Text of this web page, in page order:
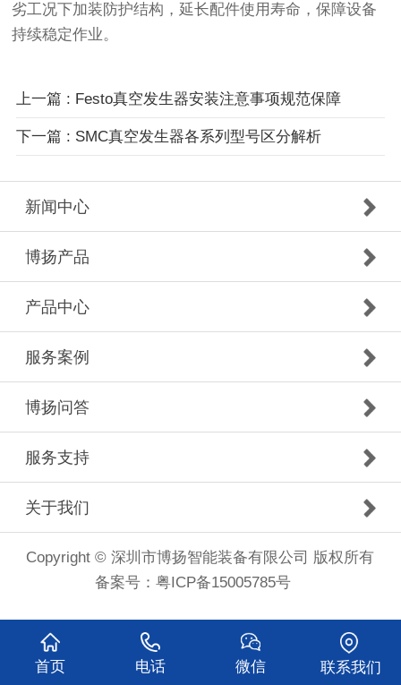
劣工况下加装防护结构，延长配件使用寿命，保障设备
持续稳定作业。
上一篇 : Festo真空发生器安装注意事项规范保障
下一篇 : SMC真空发生器各系列型号区分解析
新闻中心
博扬产品
产品中心
服务案例
博扬问答
服务支持
关于我们
Copyright © 深圳市博扬智能装备有限公司 版权所有
备案号： 粤ICP备15005785号
首页 电话 微信 联系我们